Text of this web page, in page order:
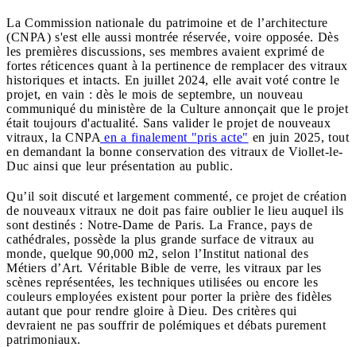
La Commission nationale du patrimoine et de l’architecture
(CNPA) s'est elle aussi montrée réservée, voire opposée. Dès
les premières discussions, ses membres avaient exprimé de
fortes réticences quant à la pertinence de remplacer des vitraux
historiques et intacts. En juillet 2024, elle avait voté contre le
projet, en vain : dès le mois de septembre, un nouveau
communiqué du ministère de la Culture annonçait que le projet
était toujours d'actualité. Sans valider le projet de nouveaux
vitraux, la CNPA en a finalement "pris acte" en juin 2025, tout
en demandant la bonne conservation des vitraux de Viollet-le-
Duc ainsi que leur présentation au public.
Qu’il soit discuté et largement commenté, ce projet de création
de nouveaux vitraux ne doit pas faire oublier le lieu auquel ils
sont destinés : Notre-Dame de Paris. La France, pays de
cathédrales, possède la plus grande surface de vitraux au
monde, quelque 90,000 m2, selon l’Institut national des
Métiers d’Art. Véritable Bible de verre, les vitraux par les
scènes représentées, les techniques utilisées ou encore les
couleurs employées existent pour porter la prière des fidèles
autant que pour rendre gloire à Dieu. Des critères qui
devraient ne pas souffrir de polémiques et débats purement
patrimoniaux.